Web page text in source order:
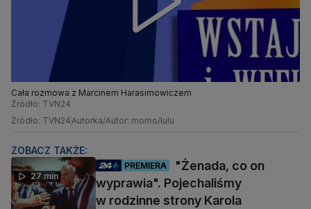
Cała rozmowa z Marcinem Harasimowiczem
Źródło: TVN24
Źródło: TVN24Autorka/Autor: momo/lulu
ZOBACZ TAKŻE:
27 min
PREMIERA
"Żenada, co on
wyprawia". Pojechaliśmy
w rodzinne strony Karola